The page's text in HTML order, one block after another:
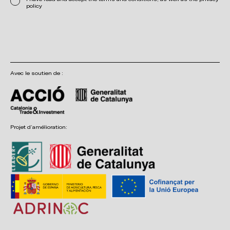
policy
Avec le soutien de :
Projet d’amélioration: